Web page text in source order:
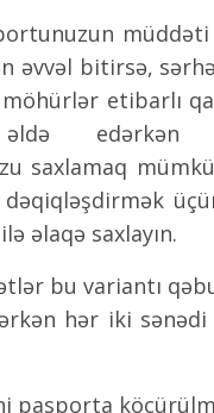
müddəti
əvvəl bitirsə,
etibarlı
edərkən
saxlamaq
dəqiqləşdirmək
əlaqə saxlayın.
bu variantı
hər iki
pasporta